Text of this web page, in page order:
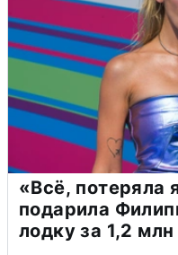
«Всё, потеряла
подарила
лодку за 1,2